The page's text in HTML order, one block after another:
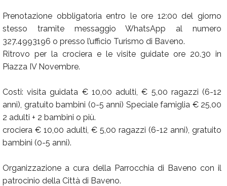
Prenotazione obbligatoria entro le ore 12:00 del giorno
stesso tramite messaggio WhatsApp al numero
327.4993196 o presso l’ufficio Turismo di Baveno.
Ritrovo per la crociera e le visite guidate ore 20.30 in
Piazza IV Novembre.
Costi: visita guidata € 10,00 adulti, € 5,00 ragazzi (6-12
anni), gratuito bambini (0-5 anni) Speciale famiglia € 25,00
2 adulti + 2 bambini o più.
crociera € 10,00 adulti, € 5,00 ragazzi (6-12 anni), gratuito
bambini (0-5 anni).
Organizzazione a cura della Parrocchia di Baveno con il
patrocinio della Città di Baveno.